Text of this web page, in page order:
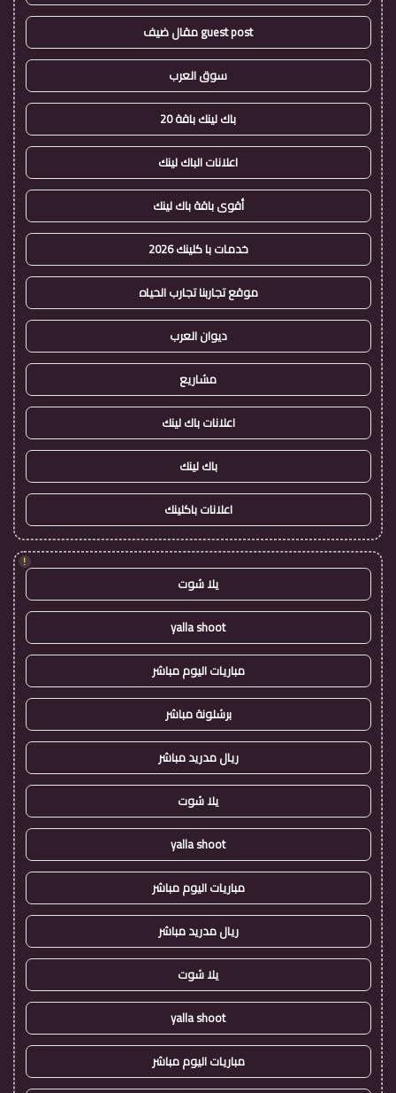
guest post مقال ضيف
سوق العرب
باك لينك باقة 20
اعلانات الباك لينك
أقوى باقة باك لينك
خدمات با كلينك 2026
موقع تجاربنا تجارب الحياه
ديوان العرب
مشاريع
اعلانات باك لينك
باك لينك
اعلانات باكلينك
!
يلا شوت
yalla shoot
مباريات اليوم مباشر
برشلونة مباشر
ريال مدريد مباشر
يلا شوت
yalla shoot
مباريات اليوم مباشر
ريال مدريد مباشر
يلا شوت
yalla shoot
مباريات اليوم مباشر